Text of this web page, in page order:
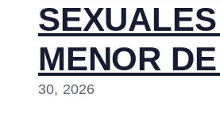
MENOR
30, 2026